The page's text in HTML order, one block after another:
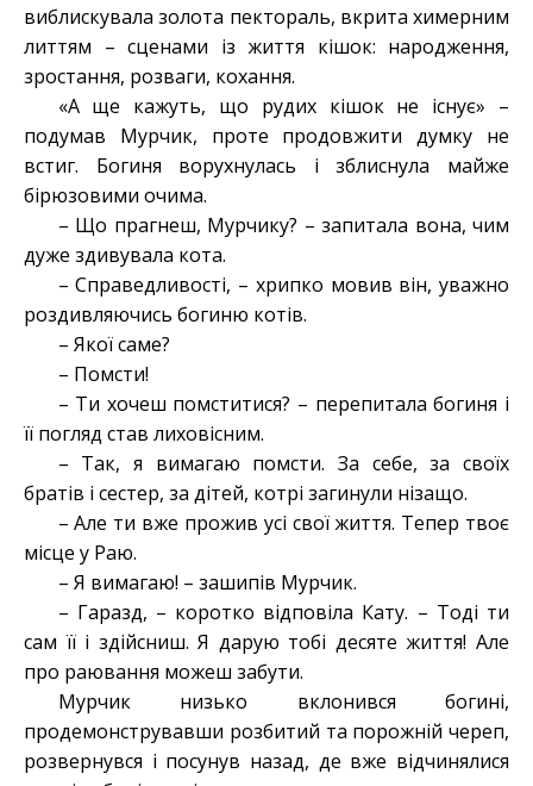
виблискувала золота пектораль, вкрита химерним
литтям – сценами із життя кішок: народження,
зростання, розваги, кохання.
«А ще кажуть, що рудих кішок не існує» –
подумав Мурчик, проте продовжити думку не
встиг. Богиня ворухнулась і зблиснула майже
бірюзовими очима.
– Що прагнеш, Мурчику? – запитала вона, чим
дуже здивувала кота.
– Справедливості, – хрипко мовив він, уважно
роздивляючись богиню котів.
– Якої саме?
– Помсти!
– Ти хочеш помститися? – перепитала богиня і
її погляд став лиховісним.
– Так, я вимагаю помсти. За себе, за своїх
братів і сестер, за дітей, котрі загинули нізащо.
– Але ти вже прожив усі свої життя. Тепер твоє
місце у Раю.
– Я вимагаю! – зашипів Мурчик.
– Гаразд, – коротко відповіла Кату. – Тоді ти
сам її і здійсниш. Я дарую тобі десяте життя! Але
про раювання можеш забути.
Мурчик низько вклонився богині,
продемонструвавши розбитий та порожній череп,
розвернувся і посунув назад, де вже відчинялися